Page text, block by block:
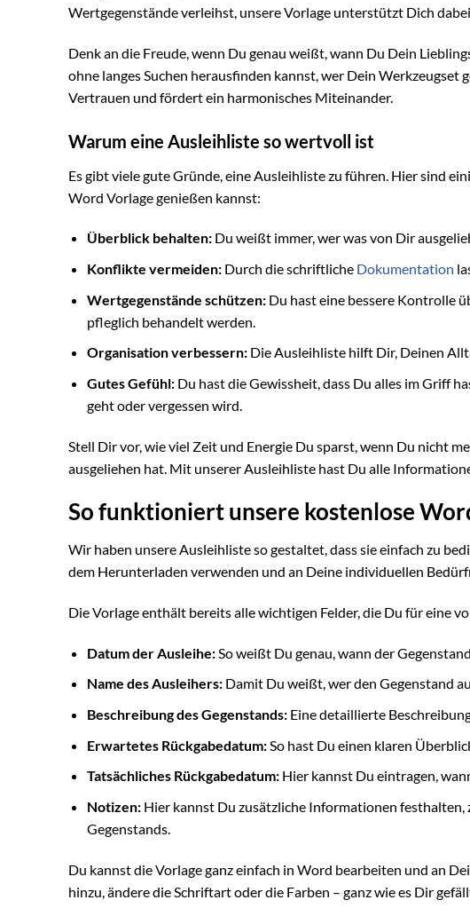
Wertgegenstände verleihst, unsere Vorlage unterstützt Dich
Denk an die Freude, wenn Du genau weißt, wann Du Dein
ohne langes Suchen herausfinden kannst, wer Dein
Vertrauen und fördert ein harmonisches Miteinander.
Warum eine Ausleihliste so wertvoll ist
Es gibt viele gute Gründe, eine Ausleihliste zu führen. Hier sind
Word Vorlage genießen kannst:
Überblick behalten:Du weißt immer, wer was von Dir
Konflikte vermeiden:Durch die schriftliche Dokumentation
Wertgegenstände schützen:Du hast eine bessere Kontrolle
pfleglich behandelt werden.
Organisation verbessern:Die Ausleihliste hilft Dir, Deinen
Gutes Gefühl:Du hast die Gewissheit, dass Du alles im Griff
geht oder vergessen wird.
Stell Dir vor, wie viel Zeit und Energie Du sparst, wenn Du nicht
ausgeliehen hat. Mit unserer Ausleihliste hast Du alle
So funktioniert unsere kostenlose
Wir haben unsere Ausleihliste so gestaltet, dass sie einfach zu
dem Herunterladen verwenden und an Deine individuellen
Die Vorlage enthält bereits alle wichtigen Felder, die Du für eine
Datum der Ausleihe:So weißt Du genau, wann der
Name des Ausleihers:Damit Du weißt, wer den Gegenstand
Beschreibung des Gegenstands:Eine detaillierte
Erwartetes Rückgabedatum:So hast Du einen klaren
Tatsächliches Rückgabedatum:Hier kannst Du eintragen,
Notizen:Hier kannst Du zusätzliche Informationen festhalten,
Gegenstands.
Du kannst die Vorlage ganz einfach in Word bearbeiten und an
hinzu, ändere die Schriftart oder die Farben – ganz wie es Dir